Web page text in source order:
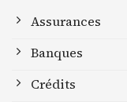
Assurances
Banques
Crédits